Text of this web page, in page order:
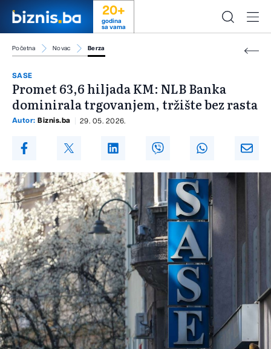
20+
godina
sa vama
Početna Novac Berza
SASE
Promet 63,6 hiljada KM: NLB Banka
dominirala trgovanjem, tržište bez rasta
Autor: Biznis.ba 29. 05. 2026.